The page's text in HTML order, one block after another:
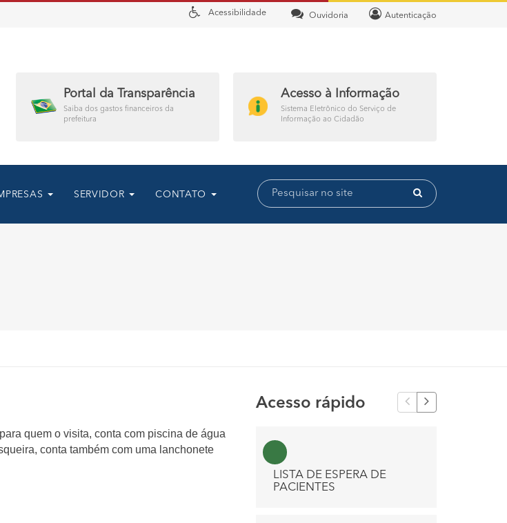
Autenticação
Ouvidoria
Acessibilidade
Acesso à Informação
Sistema Eletrônico do Serviço de
Informação ao Cidadão
Portal da Transparência
Saiba dos gastos financeiros da
prefeitura
SERVIDOR CONTATO
quem o visita, conta com piscina de água
conta também com uma lanchonete
Acesso rápido
LISTA DE ESPERA DE
PACIENTES